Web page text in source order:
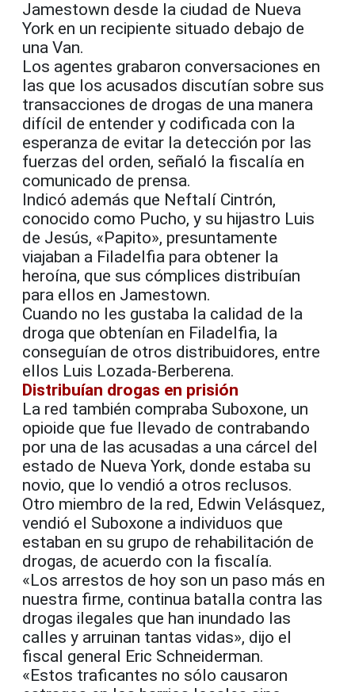
Jamestown desde la ciudad de Nueva
York en un recipiente situado debajo de
una Van.
Los agentes grabaron conversaciones en
las que los acusados discutían sobre sus
transacciones de drogas de una manera
difícil de entender y codificada con la
esperanza de evitar la detección por las
fuerzas del orden, señaló la fiscalía en
comunicado de prensa.
Indicó además que Neftalí Cintrón,
conocido como Pucho, y su hijastro Luis
de Jesús, «Papito», presuntamente
viajaban a Filadelfia para obtener la
heroína, que sus cómplices distribuían
para ellos en Jamestown.
Cuando no les gustaba la calidad de la
droga que obtenían en Filadelfia, la
conseguían de otros distribuidores, entre
ellos Luis Lozada-Berberena.
Distribuían drogas en prisión
La red también compraba Suboxone, un
opioide que fue llevado de contrabando
por una de las acusadas a una cárcel del
estado de Nueva York, donde estaba su
novio, que lo vendió a otros reclusos.
Otro miembro de la red, Edwin Velásquez,
vendió el Suboxone a individuos que
estaban en su grupo de rehabilitación de
drogas, de acuerdo con la fiscalía.
«Los arrestos de hoy son un paso más en
nuestra firme, continua batalla contra las
drogas ilegales que han inundado las
calles y arruinan tantas vidas», dijo el
fiscal general Eric Schneiderman.
«Estos traficantes no sólo causaron